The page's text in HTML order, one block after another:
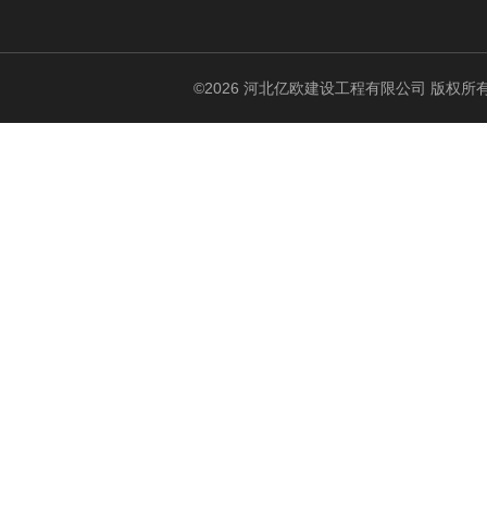
©2026 河北亿欧建设工程有限公司 版权